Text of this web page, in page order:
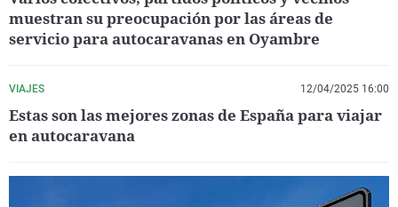
muestran su preocupación por las áreas de
servicio para autocaravanas en Oyambre
VIAJES 12/04/2025 16:00
Estas son las mejores zonas de España para viajar
en autocaravana